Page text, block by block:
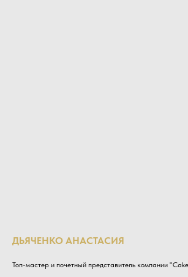
ДЬЯЧЕНКО АНАСТАСИЯ
Топ-мастер и почетный представитель компании